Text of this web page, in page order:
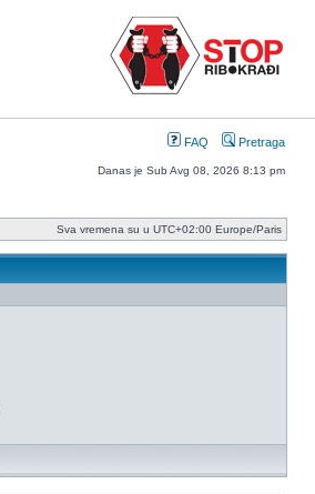
FAQ Pretraga
Danas je Sub Avg 08, 2026 8:13 pm
Sva vremena su u UTC+02:00 Europe/Paris